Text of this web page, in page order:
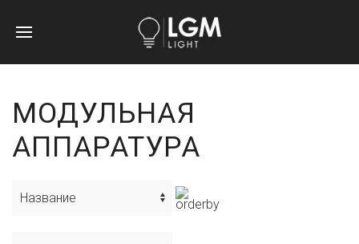
МОДУЛЬНАЯ
АППАРАТУРА